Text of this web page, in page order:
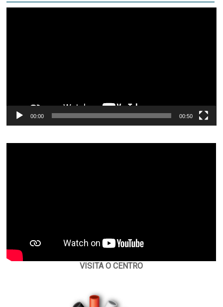
00:00 00:50
VISITA O CENTRO